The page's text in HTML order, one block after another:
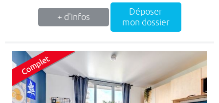
+ d'infos
Déposer
mon dossier